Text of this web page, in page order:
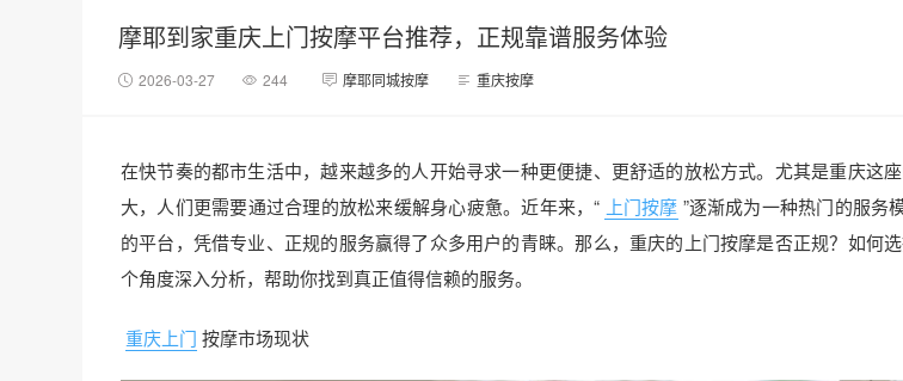
摩耶到家重庆上门按摩平台推荐，正规靠谱服务体验
2026-03-27 244 摩耶同城按摩 重庆按摩
在快节奏的都市生活中，越来越多的人开始寻求一种更便捷、更舒适的放松方式。尤其是重庆这
大，人们更需要通过合理的放松来缓解身心疲惫。近年来，“ 上门按摩 ”逐渐成为一种热门的服务
的平台，凭借专业、正规的服务赢得了众多用户的青睐。那么，重庆的上门按摩是否正规？如何
个角度深入分析，帮助你找到真正值得信赖的服务。
重庆上门 按摩市场现状